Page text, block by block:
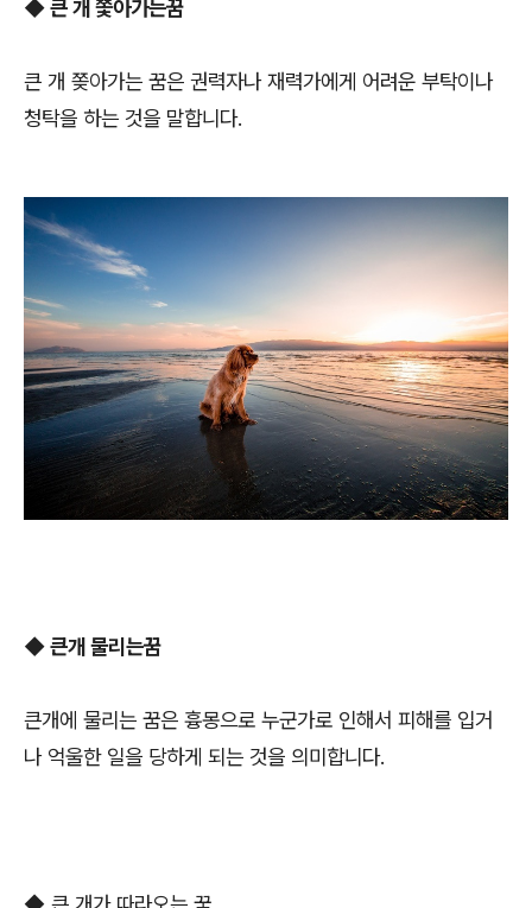
◆ 큰 개 쫓아가는꿈
큰 개 쫒아가는 꿈은 권력자나 재력가에게 어려운 부탁이나
청탁을 하는 것을 말합니다.
◆ 큰개 물리는꿈
큰개에 물리는 꿈은 흉몽으로 누군가로 인해서 피해를 입거
나 억울한 일을 당하게 되는 것을 의미합니다.